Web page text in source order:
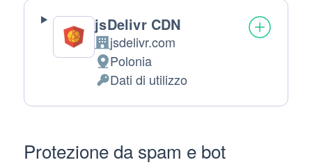
jsDelivr CDN
Azienda:
jsdelivr.com
Luogo del trattamento:
Polonia
Dati Personali trattati:
Dati di utilizzo
Protezione da spam e bot